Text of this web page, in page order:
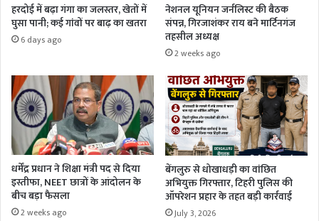
हरदोई में बढ़ा गंगा का जलस्तर, खेतों में
घुसा पानी; कई गांवों पर बाढ़ का खतरा
6 days ago
नेशनल यूनियन जर्नलिस्ट की बैठक
संपन्न, गिरजाशंकर राय बने मार्टिनगंज
तहसील अध्यक्ष
2 weeks ago
धर्मेंद्र प्रधान ने शिक्षा मंत्री पद से दिया
इस्तीफा, NEET छात्रों के आंदोलन के
बीच बड़ा फैसला
2 weeks ago
बेंगलुरु से धोखाधड़ी का वांछित
अभियुक्त गिरफ्तार, टिहरी पुलिस की
ऑपरेशन प्रहार के तहत बड़ी कार्रवाई
July 3, 2026